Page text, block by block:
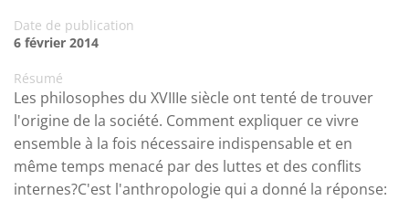
Date de publication
6 février 2014
Résumé
Les philosophes du XVIIIe siècle ont tenté de trouver
l'origine de la société. Comment expliquer ce vivre
ensemble à la fois nécessaire indispensable et en
même temps menacé par des luttes et des conflits
internes?C'est l'anthropologie qui a donné la réponse: